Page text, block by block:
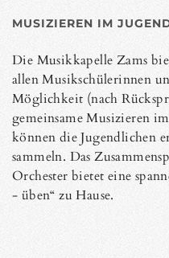
MUSIZIEREN IM
Die Musikkapelle Zams
allen Musikschülerinnen
Möglichkeit (nach
gemeinsame Musizieren
können die Jugendlichen
sammeln. Das
Orchester bietet eine
- üben“ zu Hause.